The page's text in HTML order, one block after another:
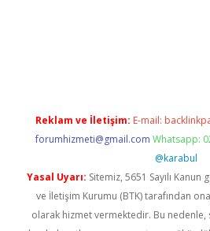
Reklam ve İletişim: E-mail:
forumhizmeti@gmail.com Whatsapp:
@karabul
Yasal Uyarı: Sitemiz, 5651 Sayılı
ve İletişim Kurumu (BTK) tarafından
olarak hizmet vermektedir. Bu